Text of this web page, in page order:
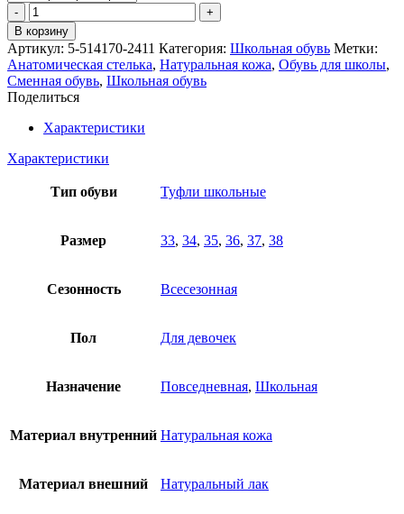
Количество
товара
Туфли
Pixel
В корзину
Артикул: 5-514170-2411 Категория: Школьная обувь Метки:
Анатомическая стелька, Натуральная кожа, Обувь для школы,
Сменная обувь, Школьная обувь
Поделиться
Характеристики
Характеристики
Тип обуви Туфли школьные
Размер 33, 34, 35, 36, 37, 38
Сезонность Всесезонная
Пол Для девочек
Назначение Повседневная, Школьная
Материал внутренний Натуральная кожа
Материал внешний Натуральный лак